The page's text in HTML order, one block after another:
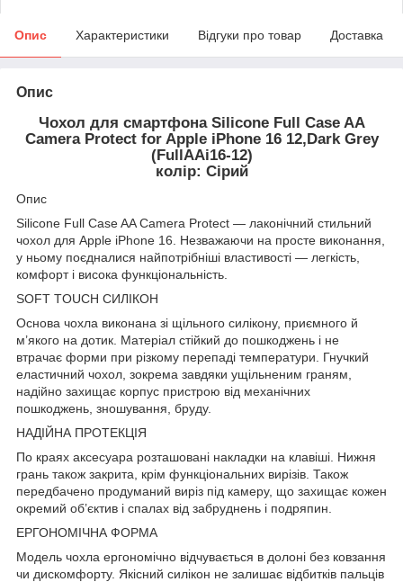
Опис Характеристики Відгуки про товар Доставка
Опис
Чохол для смартфона Silicone Full Case AA
Camera Protect for Apple iPhone 16 12,Dark Grey
(FullAAi16-12)
колір: Сірий
Опис
Silicone Full Case AA Camera Protect — лаконічний стильний
чохол для Apple iPhone 16. Незважаючи на просте виконання,
у ньому поєдналися найпотрібніші властивості — легкість,
комфорт і висока функціональність.
SOFT TOUCH СИЛІКОН
Основа чохла виконана зі щільного силікону, приємного й
м’якого на дотик. Матеріал стійкий до пошкоджень і не
втрачає форми при різкому перепаді температури. Гнучкий
еластичний чохол, зокрема завдяки ущільненим граням,
надійно захищає корпус пристрою від механічних
пошкоджень, зношування, бруду.
НАДІЙНА ПРОТЕКЦІЯ
По краях аксесуара розташовані накладки на клавіші. Нижня
грань також закрита, крім функціональних вирізів. Також
передбачено продуманий виріз під камеру, що захищає кожен
окремий об’єктив і спалах від забруднень і подряпин.
ЕРГОНОМІЧНА ФОРМА
Модель чохла ергономічно відчувається в долоні без ковзання
чи дискомфорту. Якісний силікон не залишає відбитків пальців